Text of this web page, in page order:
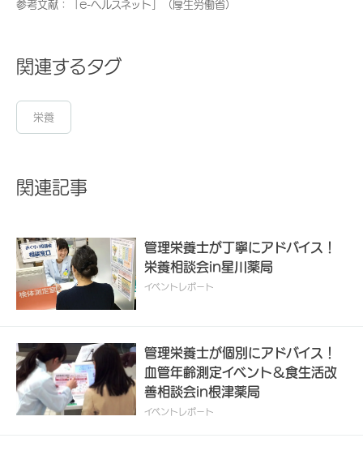
参考文献：「e-ヘルスネット」（厚生労働省）
関連するタグ
栄養
関連記事
管理栄養士が丁寧にアドバイス！
栄養相談会in星川薬局
イベントレポート
管理栄養士が個別にアドバイス！
血管年齢測定イベント＆食生活改
善相談会in根津薬局
イベントレポート